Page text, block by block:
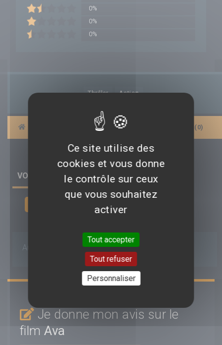
0%
0%
0%
Thriller Action
BANDES-ANNONCES | AFFICHES AVIS (0)
VOIR TOUS LES AVIS (0) SUR LE FILM
Aucun avis n'est pour le moment disponible.
Je donne mon avis sur le
filmAva
Ce site utilise des
cookies et vous donne
le contrôle sur ceux
que vous souhaitez
activer
Tout accepter
Tout refuser
Personnaliser